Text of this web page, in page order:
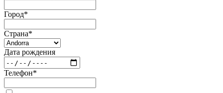
Город*
Страна*
Дата рождения
Телефон*